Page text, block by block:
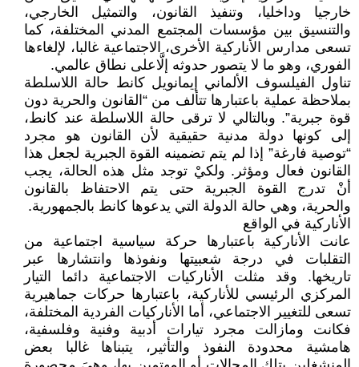
خارجيا وداخليا، وتنفيذ القانون، والتمثيل الخارجي،
والتنسيق بين مؤسسات المجتمع المدني المختلفة، كما
تسعى مدارس الأناركية الأخرى، الاجتماعية غالبا، لإلغاءها
الفوري، وهو ما لا يتصور حدوثه إلَّاعلى نطاق عالمي.
تناول الفيلسوف الألماني إيمانويل كانط حالة اللاسلطة
بملاحظة عملية باعتبارها تتألف من “القانون والحرية دون
قوة جبرية”. وبالتالي لا ترقى حالة اللاسلطة عند كانط،
إلى كونها دولة مدنية حقيقية لأن القانون هو مجرد
“توصية فارغة” إذا لم يتم تضمينه القوة الجبرية لجعل هذا
القانون فعال ومؤثر. ولكيْ توجد مثل هذه الحالة، يجب
أنْ تدرج القوة الجبرية حتى يتم الاحتفاظ بالقانون
والحرية، وهي حالة الدولة التي يدعوها كانط بالجمهورية.
الأناركية في الواقع
عانت الأناركية باعتبارها حركة سياسية اجتماعية من
التقلبات في درجة شعبيتها ونفوذها وانتشارها عبر
تاريخها. وقد مثلت الأناركيات الاجتماعية دائما التيار
المركزي الرئيسي للأناركية، باعتبارها حركات جماهيرية
تسعى للتغيير الاجتماعي، أما الأناركيات الفردية المختلفة،
فكانت ومازالت مجرد تيارات أدبية وفنية وفلسفية،
هامشية محدودة النفوذ والتأثير، يتبناها غالبا بعض